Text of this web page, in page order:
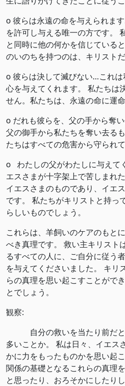
o 彼らは永遠の命を与えられま
を許可し与える唯一の方です。
と同時に他の何かを信じている
のいのちを持つのは、キリストだ
o 彼らは決して滅びない…これ
心を与えてくれます。 私たちは
せん。私たちは、永遠の命に運
o だれも彼らを、父の手から奪
父の御手から私たちを奪い去る
たちはすべての危害から守られ
o わたしの父がわたしに与えて
エスさまが十字架上で苦しまれ
イエスさまのものであり、イエ
です。 私たちがキリストと持っ
らしいものでしょう。
これらは、羊飼いのケアのもと
べき真理です。 救い主キリスト
るすべての人に、ご自分に従う
を与えてくださいました。 キリ
らの真理を思い起こすことがで
とでしょう。
観察:
自分の救いを当たり前だと
多いことか。 私は日々、イエス
かに力をもったものかを思い起
関係の基礎となるこれらの真理
と思ったり、おろそかにしたり